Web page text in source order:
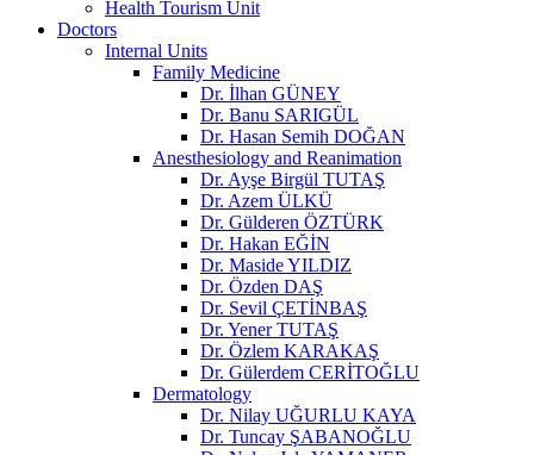
Health Tourism Unit
Doctors
Internal Units
Family Medicine
Dr. İlhan GÜNEY
Dr. Banu SARIGÜL
Dr. Hasan Semih DOĞAN
Anesthesiology and Reanimation
Dr. Ayşe Birgül TUTAŞ
Dr. Azem ÜLKÜ
Dr. Gülderen ÖZTÜRK
Dr. Hakan EĞİN
Dr. Maside YILDIZ
Dr. Özden DAŞ
Dr. Sevil ÇETİNBAŞ
Dr. Yener TUTAŞ
Dr. Özlem KARAKAŞ
Dr. Gülerdem CERİTOĞLU
Dermatology
Dr. Nilay UĞURLU KAYA
Dr. Tuncay ŞABANOĞLU